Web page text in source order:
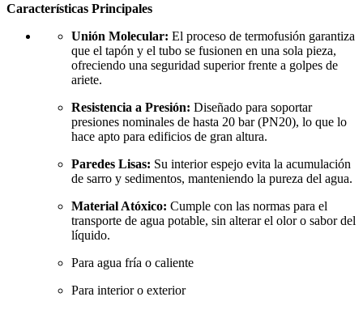
Características Principales
Unión Molecular: El proceso de termofusión garantiza
que el tapón y el tubo se fusionen en una sola pieza,
ofreciendo una seguridad superior frente a golpes de
ariete.
Resistencia a Presión: Diseñado para soportar
presiones nominales de hasta 20 bar (PN20), lo que lo
hace apto para edificios de gran altura.
Paredes Lisas: Su interior espejo evita la acumulación
de sarro y sedimentos, manteniendo la pureza del agua.
Material Atóxico: Cumple con las normas para el
transporte de agua potable, sin alterar el olor o sabor del
líquido.
Para agua fría o caliente
Para interior o exterior